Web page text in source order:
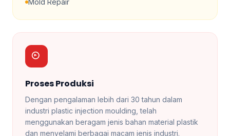
Mold Repair
Proses Produksi
Dengan pengalaman lebih dari 30 tahun dalam
industri plastic injection moulding, telah
menggunakan beragam jenis bahan material plastik
dan menyelami berbagai macam jenis industri.